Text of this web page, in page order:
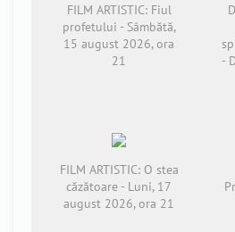
FILM ARTISTIC: Fiul
profetului - Sâmbătă,
15 august 2026, ora
21
-
FILM ARTISTIC: O stea
căzătoare - Luni, 17
august 2026, ora 21